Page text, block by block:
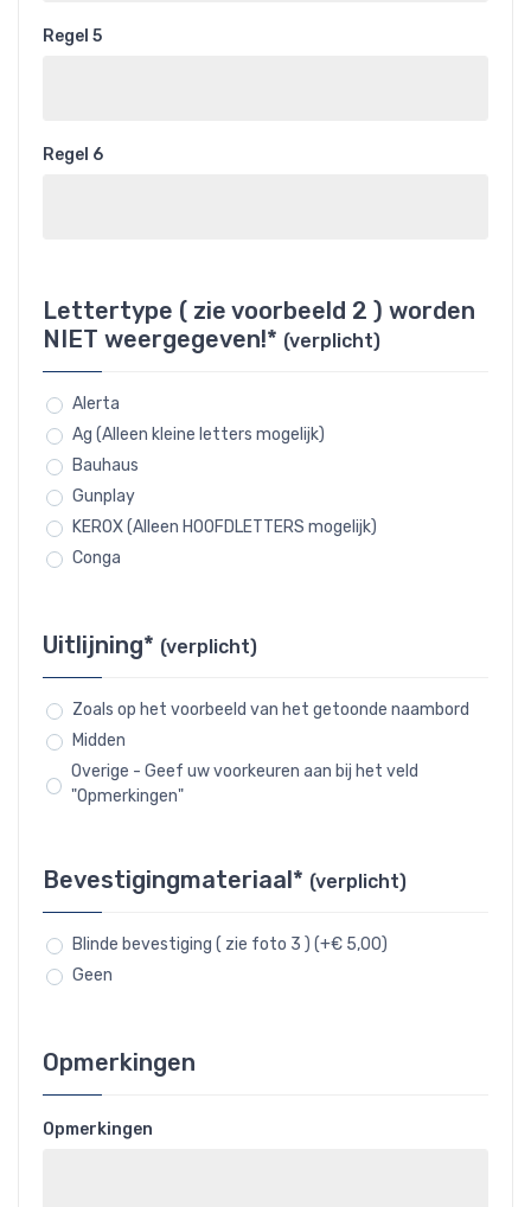
Regel 5
Regel 6
Lettertype ( zie voorbeeld 2 ) worden
NIET weergegeven!* (verplicht)
Alerta
Ag (Alleen kleine letters mogelijk)
Bauhaus
Gunplay
KEROX (Alleen HOOFDLETTERS mogelijk)
Conga
Uitlijning* (verplicht)
Zoals op het voorbeeld van het getoonde naambord
Midden
Overige - Geef uw voorkeuren aan bij het veld
"Opmerkingen"
Bevestigingmateriaal* (verplicht)
Blinde bevestiging ( zie foto 3 ) (+€ 5,00)
Geen
Opmerkingen
Opmerkingen